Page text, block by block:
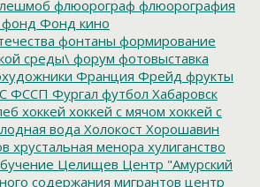
флюорограф флюорография
фонд Фонд кино
фонтаны формирование
среды\ форум фотовыставка
Франция Фрейд фрукты
ФССП Фургал футбол Хабаровск
хоккей хоккей с мячом хоккей с
вода Холокост Хорошавин
хрустальная менора хулиганство
Целищев Центр "Амурский
содержания мигрантов центр